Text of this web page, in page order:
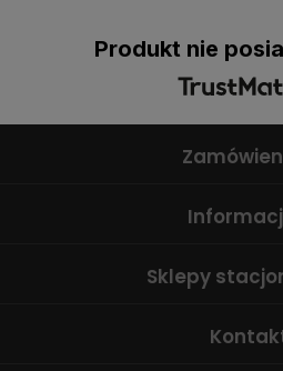
Produkt nie
Sklepy